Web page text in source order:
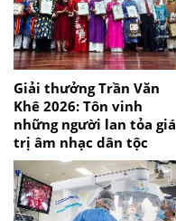
Giải thưởng Trần Văn
Khê 2026: Tôn vinh
những người lan tỏa giá
trị âm nhạc dân tộc